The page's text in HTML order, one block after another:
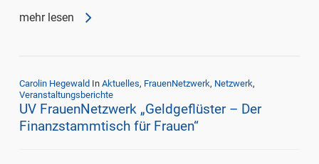
mehr lesen
Carolin Hegewald In Aktuelles, FrauenNetzwerk, Netzwerk,
Veranstaltungsberichte
UV FrauenNetzwerk „Geldgeflüster – Der
Finanzstammtisch für Frauen“